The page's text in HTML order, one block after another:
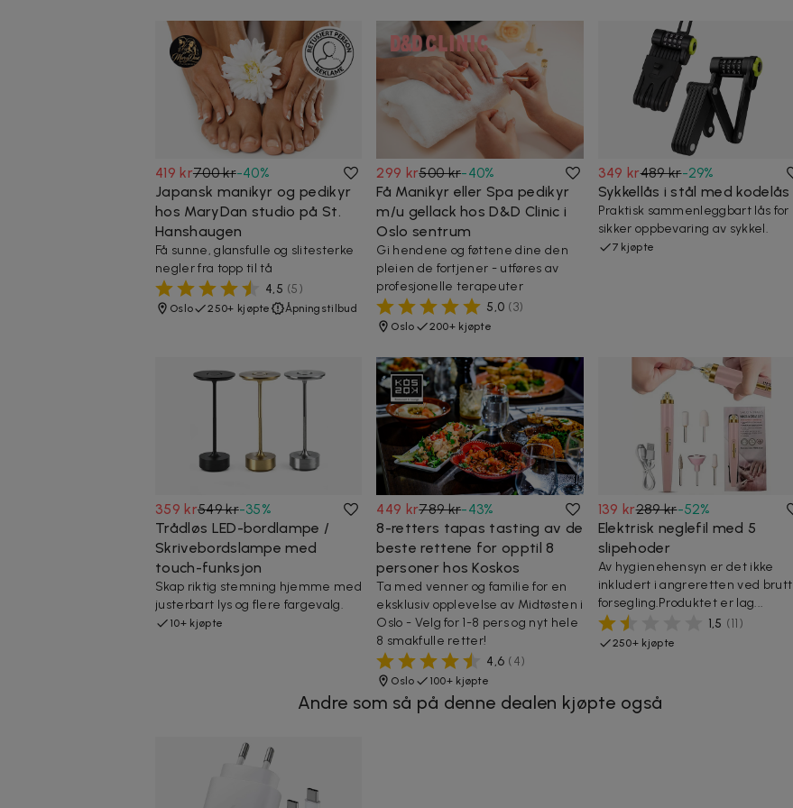
419 kr700 kr-40%
Japansk manikyr og pedikyr
hos MaryDan studio på St.
Hanshaugen
Få sunne, glansfulle og slitesterke
negler fra topp til tå
4,5 (5)
Oslo 250+ kjøpte Åpningstilbud
299 kr500 kr-40%
Få Manikyr eller Spa pedikyr
m/u gellack hos D&D Clinic i
Oslo sentrum
Gi hendene og føttene dine den
pleien de fortjener - utføres av
profesjonelle terapeuter
5,0 (3)
Oslo 200+ kjøpte
349 kr489 kr-29%
Sykkellås i stål med kodelås
Praktisk sammenleggbart lås for
sikker oppbevaring av sykkel.
7 kjøpte
359 kr549 kr-35%
Trådløs LED-bordlampe /
Skrivebordslampe med
touch-funksjon
Skap riktig stemning hjemme med
justerbart lys og flere fargevalg.
10+ kjøpte
449 kr789 kr-43%
8-retters tapas tasting av de
beste rettene for opptil 8
personer hos Koskos
Ta med venner og familie for en
eksklusiv opplevelse av Midtøsten i
Oslo - Velg for 1-8 pers og nyt hele
8 smakfulle retter!
4,6 (4)
Oslo 100+ kjøpte
139 kr289 kr-52%
Elektrisk neglefil med 5
slipehoder
Av hygienehensyn er det ikke
inkludert i angreretten ved brutt
forsegling.Produktet er lag...
1,5 (11)
250+ kjøpte
Andre som så på denne dealen kjøpte også